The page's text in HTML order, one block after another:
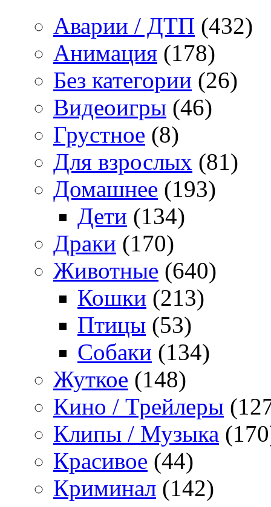
Аварии / ДТП (432)
Анимация (178)
Без категории (26)
Видеоигры (46)
Грустное (8)
Для взрослых (81)
Домашнее (193)
Дети (134)
Драки (170)
Животные (640)
Кошки (213)
Птицы (53)
Собаки (134)
Жуткое (148)
Кино / Трейлеры
Клипы / Музыка
Красивое (44)
Криминал (142)